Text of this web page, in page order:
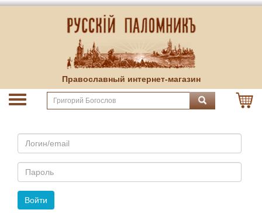
Православный интернет-магазин
Email
Пароль
Войти